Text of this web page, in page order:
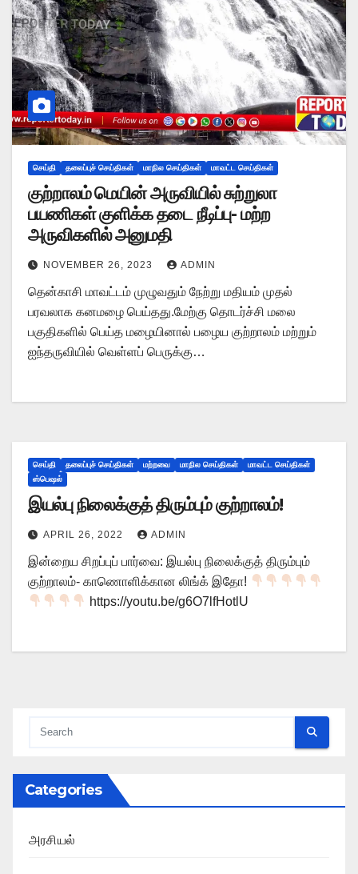
செய்தி தலைப்புச் செய்திகள் மாநில செய்திகள் மாவட்ட செய்திகள்
குற்றாலம் மெயின் அருவியில் சுற்றுலா
பயணிகள் குளிக்க தடை நீடிப்பு- மற்ற
அருவிகளில் அனுமதி
NOVEMBER 26, 2023 ADMIN
தென்காசி மாவட்டம் முழுவதும் நேற்று மதியம் முதல்
பரவலாக கனமழை பெய்தது.மேற்கு தொடர்ச்சி மலை
பகுதிகளில் பெய்த மழையினால் பழைய குற்றாலம் மற்றும்
ஐந்தருவியில் வெள்ளப் பெருக்கு…
செய்தி தலைப்புச் செய்திகள் மற்றவை மாநில செய்திகள்
மாவட்ட செய்திகள்
ஸ்பெஷல்
இயல்பு நிலைக்குத் திரும்பும் குற்றாலம்!
APRIL 26, 2022 ADMIN
இன்றைய சிறப்புப் பார்வை: இயல்பு நிலைக்குத் திரும்பும்
குற்றாலம்- காணொளிக்கான லிங்க் இதோ!
https://youtu.be/g6O7lfHotlU
Categories
அரசியல்